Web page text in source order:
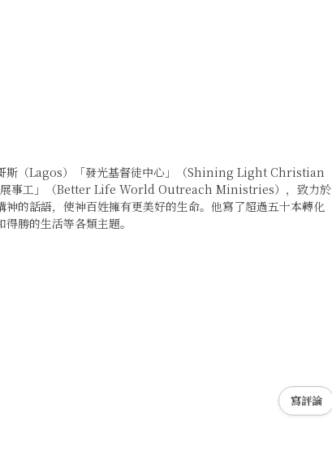
斯（Lagos）「發光基督徒中心」（Shining Light Christian
展事工」（Better Life World Outreach Ministries），致力於
的話語，使神百姓擁有更美好的生命。他寫了超過五十本轉化
勝的生活等各類主題。
寫評論